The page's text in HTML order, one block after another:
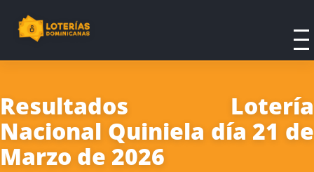
Resultados Lotería
Nacional Quiniela día 21 de
Marzo de 2026